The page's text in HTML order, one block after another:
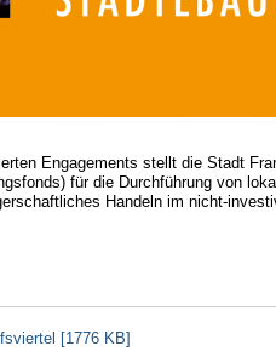
Engagements stellt die Stadt
für die Durchführung von
Handeln im nicht-
[1776 KB]